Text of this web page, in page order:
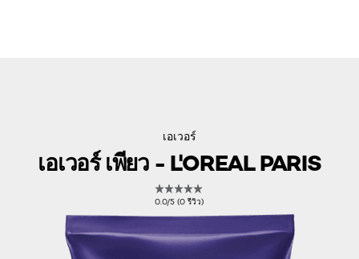
เอเวอร์
เอเวอร์ เพียว - L'OREAL PARIS
0.0/5 (0 รีวิว)